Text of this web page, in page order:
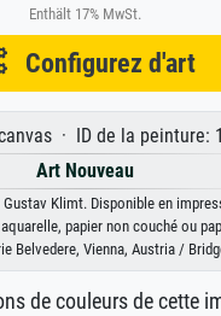
Enthält 17% MwSt.
Configurez d'art
· ID de la peinture:
Art Nouveau
Gustav Klimt. Disponible en
papier non couché ou
Belvedere, Vienna, Austria /
de couleurs de cette